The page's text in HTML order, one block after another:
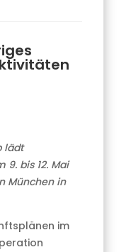
lädt
9. bis 12. Mai
München in
im